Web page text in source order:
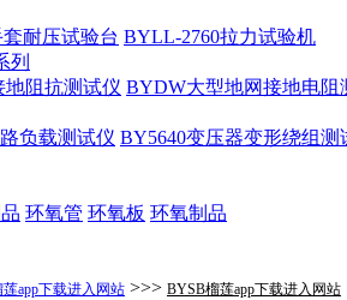
耐压试验台 BYLL-2760拉力试验机
列
阻抗测试仪 BYDW大型地网接地电阻
负载测试仪 BY5640变压器变形绕组测
环氧管 环氧板 环氧制品
莲app下载进入网站 >>> BYSB榴莲app下载进入网站